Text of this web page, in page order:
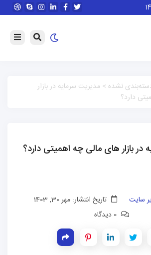
نشده > مدیریت سرمایه در بازار
دارد؟
در بازار های مالی چه اهمیتی دارد؟
سایت
تاریخ انتشار: مهر 30, 1403